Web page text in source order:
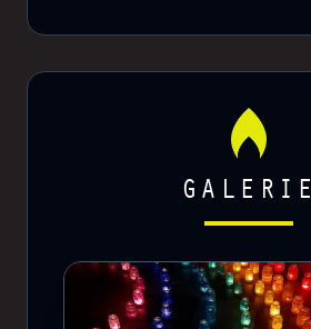
GALERIE